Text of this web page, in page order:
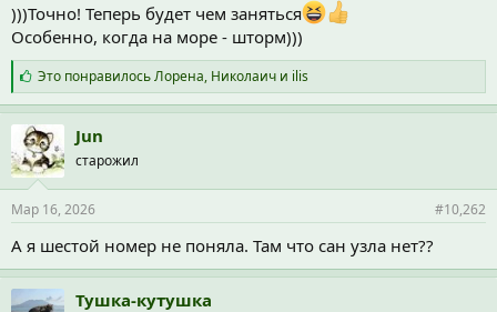
)))Точно! Теперь будет чем заняться
Особенно, когда на море - шторм)))
С
и
м
п
а
т
и
:
Это понравилосьЛорена, Николаичи ilis
Jun
старожил
Мар 16, 2026 #10,262
А я шестой номер не поняла. Там что сан узла нет??
Тушка-кутушка